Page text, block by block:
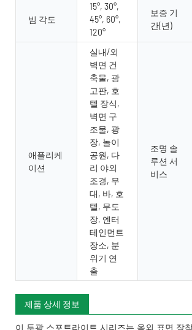
빔 각도
15°, 30°,
45°, 60°,
120°
보증 기
간(년)
애플리케
이션
실내/외
벽면 건
축물, 광
고판, 호
텔 장식,
벽면 구
조물, 광
장, 놀이
공원, 다
리 야외
조경, 무
대, 바, 호
텔, 무도
장, 엔터
테인먼트
장소, 분
위기 연
출
조명 솔
루션 서
비스
제품 상세 정보
이 투광 스포트라이트 시리즈는 옥외 표면 장